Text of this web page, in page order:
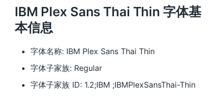
IBM Plex Sans Thai Thin 字体基
本信息
字体名称: IBM Plex Sans Thai Thin
字体子家族: Regular
字体子家族 ID: 1.2;IBM ;IBMPlexSansThai-Thin